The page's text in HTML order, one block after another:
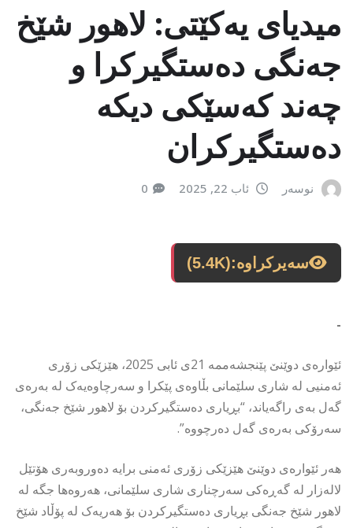
میدیای یەکێتی: لاهور شێخ
جەنگی دەستگیرکرا و
چەند کەسێکی دیکە
دەستگیرکران
نوسەر ئاب 22, 2025 0
سەیرکراوە:(5.4K)
-
ئێوارەی دوێنێ پێنجشەممە 21ی ئابی 2025، هێزێکی زۆری
ئەمنیی لە شاری سلێمانی بڵاوەی پێکرا و سەرچاوەیەک لە بەرەی
گەل بەی راگەیاند، “بڕیاری دەستگیرکردن بۆ لاهور شێخ جەنگی،
سەرۆکی بەرەی گەل دەرچووە”.
هەر ئێوارەی دوێنێ هێزێکی زۆری ئەمنی برایە دەوروبەری هۆتێل
لالەزار لە گەڕەکی سەرچناری شاری سلێمانی، هەروەها جگە لە
لاهور شێخ جەنگی بڕیاری دەستگیرکردن بۆ هەریەک لە پۆڵاد شێخ